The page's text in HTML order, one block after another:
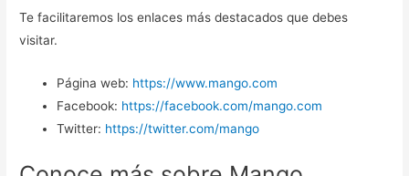
Te facilitaremos los enlaces más destacados que debes
visitar.
Página web: https://www.mango.com
Facebook: https://facebook.com/mango.com
Twitter: https://twitter.com/mango